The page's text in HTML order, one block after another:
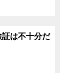
は不十分だ